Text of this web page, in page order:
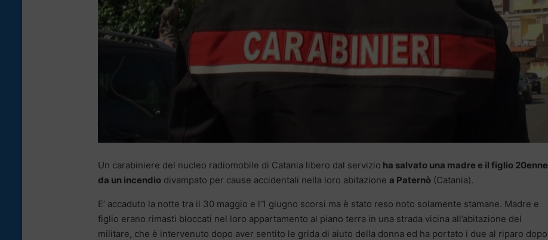
Un carabiniere del nucleo radiomobile di Catania libero dal servizio ha salvato una madre e il figlio 20enne
da un incendio divampato per cause accidentali nella loro abitazione a Paternò (Catania).
E’ accaduto la notte tra il 30 maggio e l’1 giugno scorsi ma è stato reso noto solamente stamane. Madre e
figlio erano rimasti bloccati nel loro appartamento al piano terra in una strada vicina all’abitazione del
militare, che è intervenuto dopo aver sentito le grida di aiuto della donna ed ha portato i due al riparo dopo